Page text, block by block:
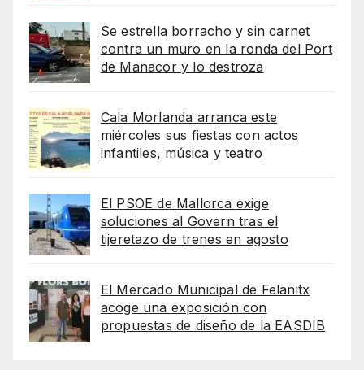
Se estrella borracho y sin carnet
contra un muro en la ronda del Port
de Manacor y lo destroza
Cala Morlanda arranca este
miércoles sus fiestas con actos
infantiles, música y teatro
El PSOE de Mallorca exige
soluciones al Govern tras el
tijeretazo de trenes en agosto
El Mercado Municipal de Felanitx
acoge una exposición con
propuestas de diseño de la EASDIB